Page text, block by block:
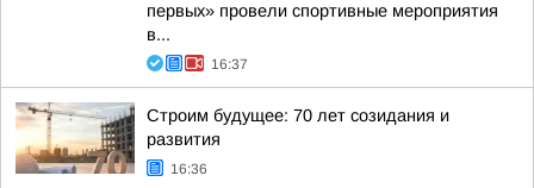
первых» провели спортивные мероприятия
в...
16:37
Строим будущее: 70 лет созидания и
развития
16:36